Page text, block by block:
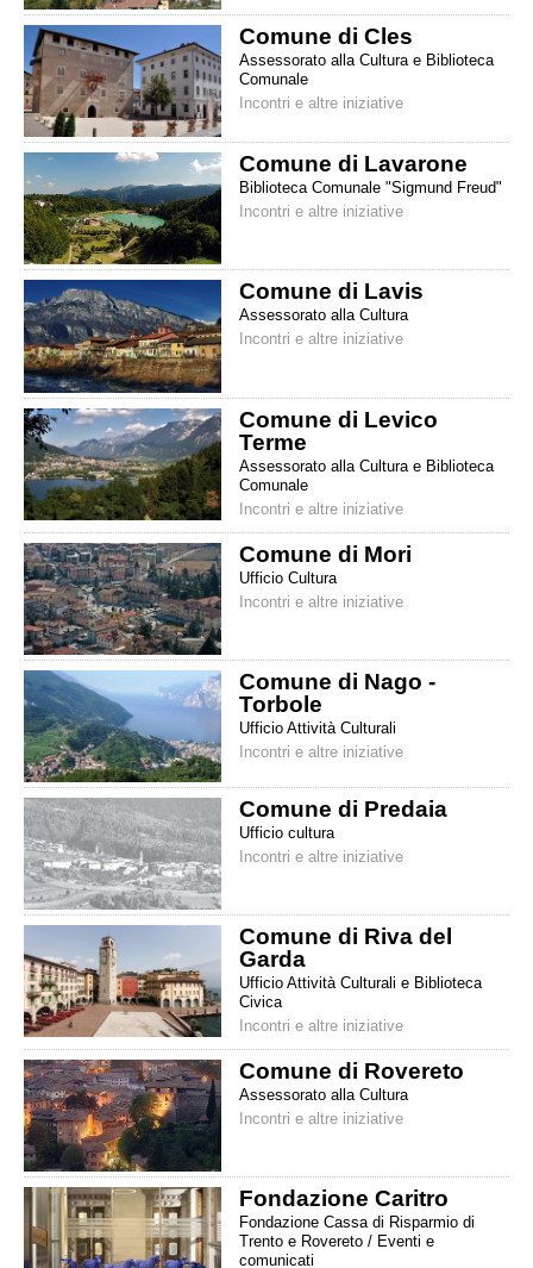
Comune di Cles
Assessorato alla Cultura e Biblioteca
Comunale
Incontri e altre iniziative
Comune di Lavarone
Biblioteca Comunale "Sigmund Freud"
Incontri e altre iniziative
Comune di Lavis
Assessorato alla Cultura
Incontri e altre iniziative
Comune di Levico
Terme
Assessorato alla Cultura e Biblioteca
Comunale
Incontri e altre iniziative
Comune di Mori
Ufficio Cultura
Incontri e altre iniziative
Comune di Nago -
Torbole
Ufficio Attività Culturali
Incontri e altre iniziative
Comune di Predaia
Ufficio cultura
Incontri e altre iniziative
Comune di Riva del
Garda
Ufficio Attività Culturali e Biblioteca
Civica
Incontri e altre iniziative
Comune di Rovereto
Assessorato alla Cultura
Incontri e altre iniziative
Fondazione Caritro
Fondazione Cassa di Risparmio di
Trento e Rovereto / Eventi e
comunicati